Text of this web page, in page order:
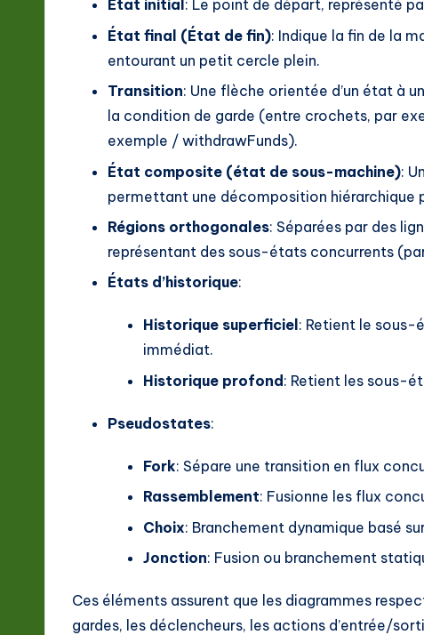
État initial : Le point de départ, représenté
État final (État de fin): Indique la fin de la
entourant un petit cercle plein.
Transition: Une flèche orientée d’un état à
la condition de garde (entre crochets, par
exemple / withdrawFunds).
État composite (état de sous-machine):
permettant une décomposition
Régions orthogonales: Séparées par des
représentant des sous-états concurrents
États d’historique:
Historique superficiel : Retient le sous-
immédiat.
Historique profond: Retient les sous-
Pseudostates:
Fork: Sépare une transition en flux
Rassemblement: Fusionne les flux
Choix: Branchement dynamique basé
Jonction: Fusion ou branchement
Ces éléments assurent que les diagrammes
gardes, les déclencheurs, les actions d’entrée/